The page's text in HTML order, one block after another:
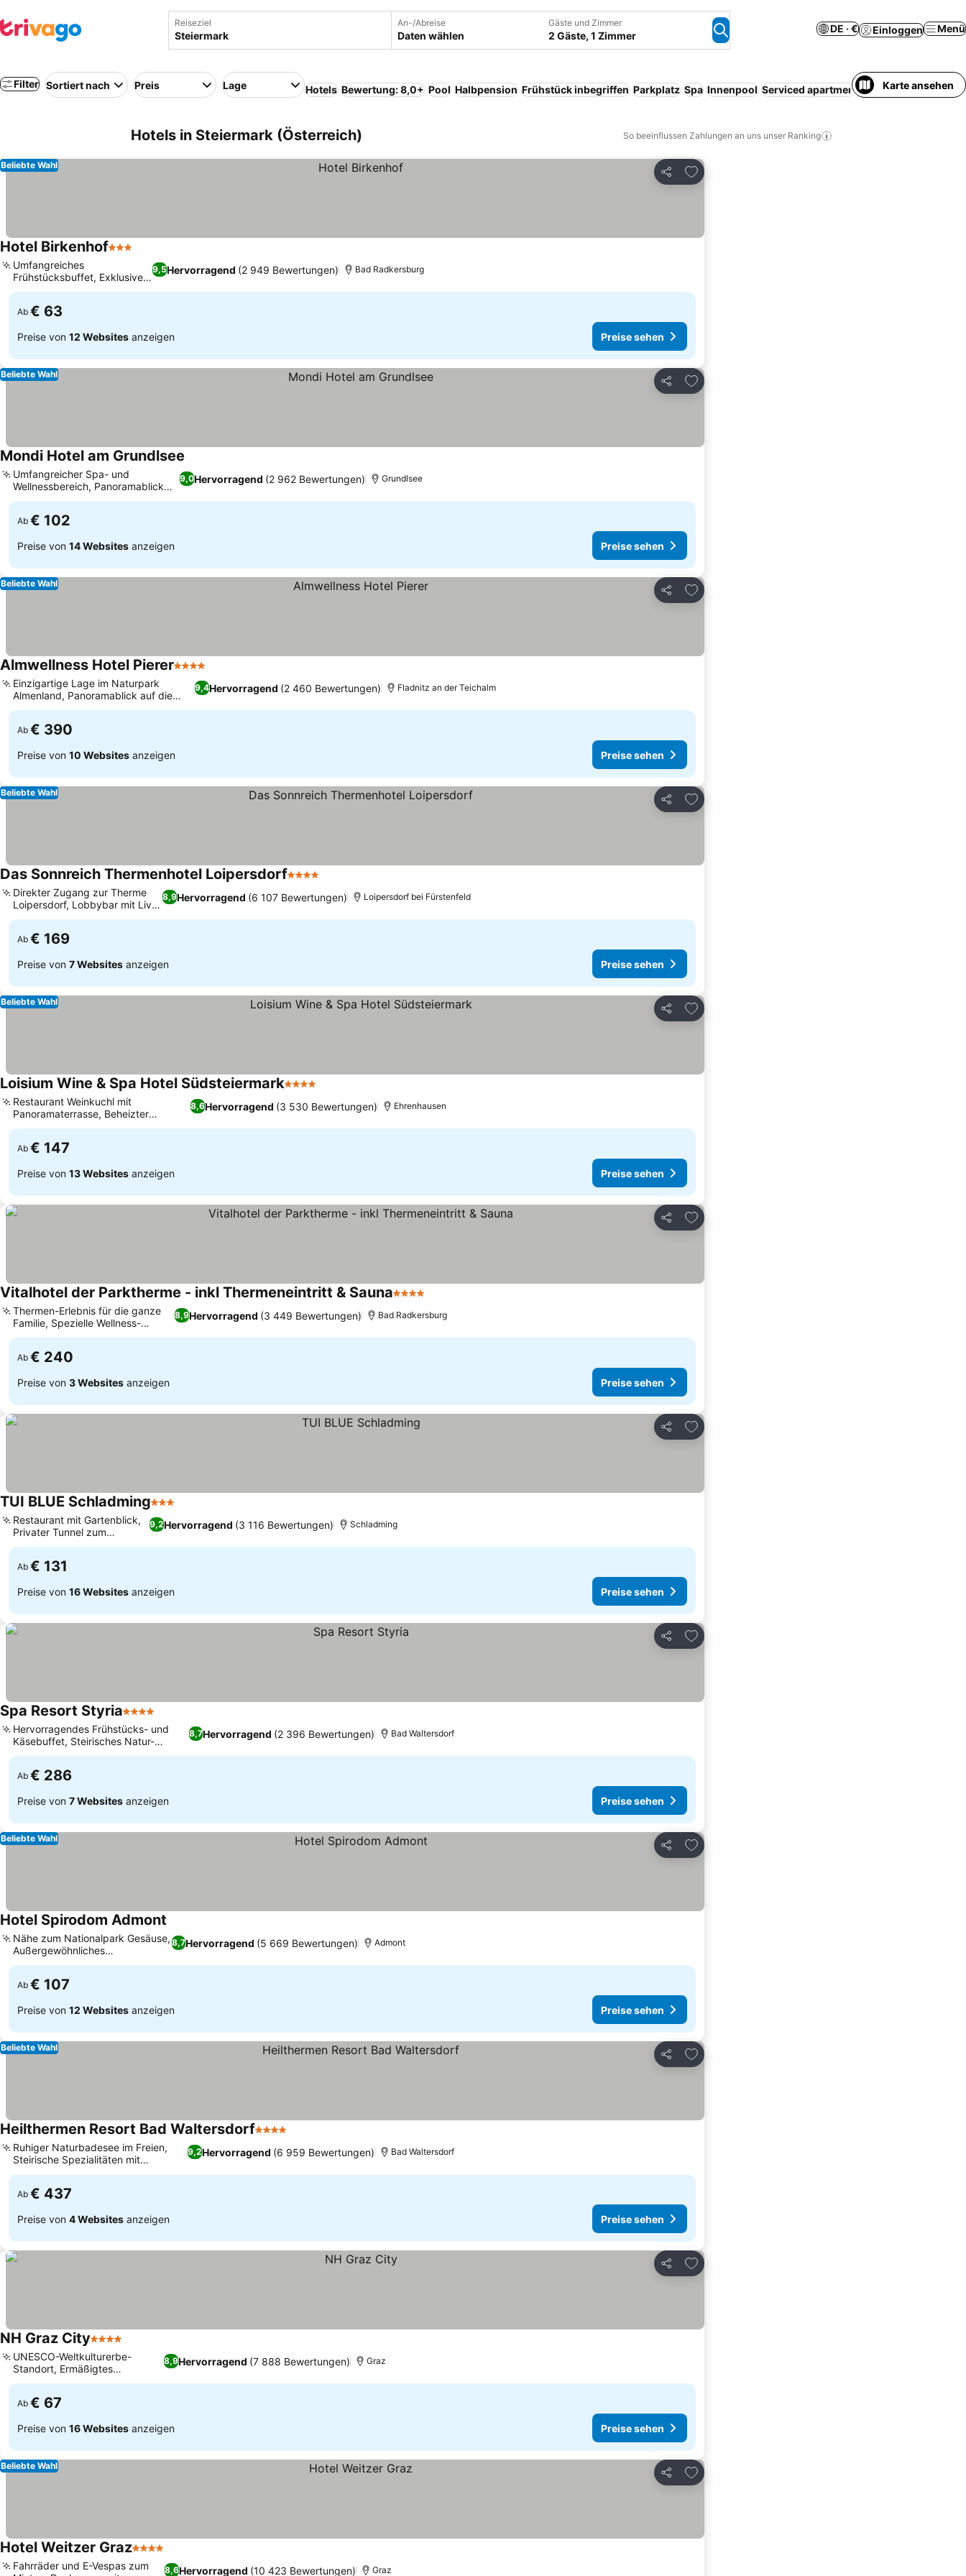
Reiseziel An-/Abreise
Daten wählen
Gäste und Zimmer
2 Gäste, 1 Zimmer
DE · € Einloggen Menü
Filter Sortiert nach Preis Lage Hotels Bewertung: 8,0+ Pool Halbpension Frühstück inbegriffen Parkplatz Spa Innenpool Serviced apartment Resort Haustiere
Karte ansehen
Hotels in Steiermark (Österreich) So beeinflussen Zahlungen an uns unser Ranking
Teilen
Zu Favoriten hinzufügen
Beliebte Wahl
Hotel Birkenhof3 Sterne
9,5Hervorragend (2 949 Bewertungen)
Umfangreiches
Frühstücksbuffet, Exklusiver
Thermenrabatt
Bad Radkersburg
Ab € 63
Preise von 12 Websites anzeigen Preise sehen
Teilen
Zu Favoriten hinzufügen
Beliebte Wahl
Mondi Hotel am Grundlsee
9,0Hervorragend (2 962 Bewertungen)
Umfangreicher Spa- und
Wellnessbereich, Panoramablick
auf See und Berge
Grundlsee
Ab € 102
Preise von 14 Websites anzeigen Preise sehen
Teilen
Zu Favoriten hinzufügen
Beliebte Wahl
Almwellness Hotel Pierer4 Sterne
9,4Hervorragend (2 460 Bewertungen)
Einzigartige Lage im Naturpark
Almenland, Panoramablick auf die
Alpen vom Innenpool
Fladnitz an der Teichalm
Ab € 390
Preise von 10 Websites anzeigen Preise sehen
Teilen
Zu Favoriten hinzufügen
Beliebte Wahl
Das Sonnreich Thermenhotel Loipersdorf4 Sterne
8,9Hervorragend (6 107 Bewertungen)
Direkter Zugang zur Therme
Loipersdorf, Lobbybar mit Live-
Jazz
Loipersdorf bei Fürstenfeld
Ab € 169
Preise von 7 Websites anzeigen Preise sehen
Teilen
Zu Favoriten hinzufügen
Beliebte Wahl
Loisium Wine & Spa Hotel Südsteiermark4 Sterne
8,6Hervorragend (3 530 Bewertungen)
Restaurant Weinkuchl mit
Panoramaterrasse, Beheizter
Außenpool mit Weinbergblick
Ehrenhausen
Ab € 147
Preise von 13 Websites anzeigen Preise sehen
Teilen
Zu Favoriten hinzufügen
Vitalhotel der Parktherme - inkl Thermeneintritt & Sauna4 Sterne
8,9Hervorragend (3 449 Bewertungen)
Thermen-Erlebnis für die ganze
Familie, Spezielle Wellness-
Behandlungen
Bad Radkersburg
Ab € 240
Preise von 3 Websites anzeigen Preise sehen
Teilen
Zu Favoriten hinzufügen
TUI BLUE Schladming3 Sterne
9,2Hervorragend (3 116 Bewertungen)
Restaurant mit Gartenblick,
Privater Tunnel zum
Skigebiet
Schladming
Ab € 131
Preise von 16 Websites anzeigen Preise sehen
Teilen
Zu Favoriten hinzufügen
Spa Resort Styria4 Sterne
8,7Hervorragend (2 396 Bewertungen)
Hervorragendes Frühstücks- und
Käsebuffet, Steirisches Natur-
Wellnessprogramm
Bad Waltersdorf
Ab € 286
Preise von 7 Websites anzeigen Preise sehen
Teilen
Zu Favoriten hinzufügen
Beliebte Wahl
Hotel Spirodom Admont
8,7Hervorragend (5 669 Bewertungen)
Nähe zum Nationalpark Gesäuse,
Außergewöhnliches
Frühstücksbuffet
Admont
Ab € 107
Preise von 12 Websites anzeigen Preise sehen
Teilen
Zu Favoriten hinzufügen
Beliebte Wahl
Heilthermen Resort Bad Waltersdorf4 Sterne
9,2Hervorragend (6 959 Bewertungen)
Ruhiger Naturbadesee im Freien,
Steirische Spezialitäten mit
regionalen Produkten
Bad Waltersdorf
Ab € 437
Preise von 4 Websites anzeigen Preise sehen
Teilen
Zu Favoriten hinzufügen
NH Graz City4 Sterne
8,9Hervorragend (7 888 Bewertungen)
UNESCO-Weltkulturerbe-
Standort, Ermäßigtes
Tiefgaragenparken
Graz
Ab € 67
Preise von 16 Websites anzeigen Preise sehen
Teilen
Zu Favoriten hinzufügen
Beliebte Wahl
Hotel Weitzer Graz4 Sterne
8,6Hervorragend (10 423 Bewertungen)
Fahrräder und E-Vespas zum
Graz